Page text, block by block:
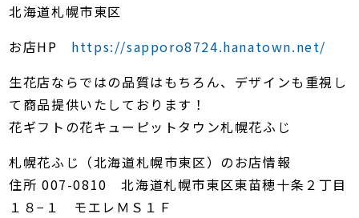
北海道札幌市東区
お店HP https://sapporo8724.hanatown.net/
生花店ならではの品質はもちろん、デザインも重視し
て商品提供いたしております！
花ギフトの花キューピットタウン札幌花ふじ
札幌花ふじ（北海道札幌市東区）のお店情報
住所 007-0810 北海道札幌市東区東苗穂十条２丁目
１８−１ モエレＭＳ１Ｆ